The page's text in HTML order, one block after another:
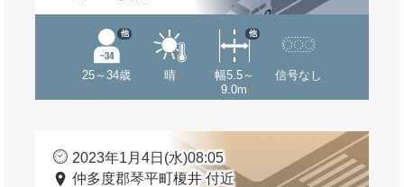
25～34歳
他
晴
幅5.5～
9.0m
他
信号なし
2023年1月4日(水)08:05
仲多度郡琴平町榎井 付近